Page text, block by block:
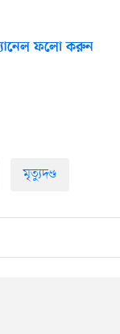
ফলো করুন
মৃত্যুদণ্ড